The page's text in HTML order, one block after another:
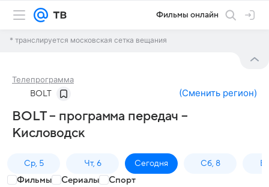
Фильмы онлайн
* транслируется московская сетка вещания
Телепрограмма
BOLT (Сменить регион)
BOLT – программа передач –
Кисловодск
Ср, 5 Чт, 6 Сегодня Сб, 8
Фильмы Сериалы Спорт